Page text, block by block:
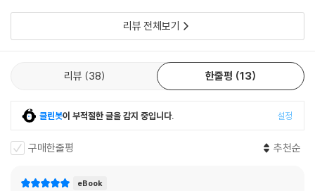
리뷰 전체보기
리뷰 38 한줄평 13
클린봇이 부적절한 글을 감지 중입니다. 설정
구매한줄평 추천순
eBook